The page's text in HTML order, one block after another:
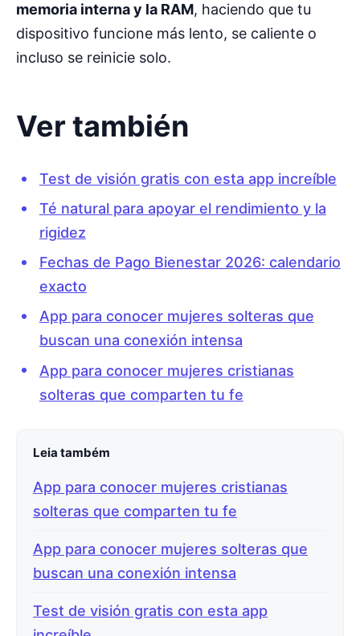
memoria interna y la RAM, haciendo que tu
dispositivo funcione más lento, se caliente o
incluso se reinicie solo.
Ver también
Test de visión gratis con esta app increíble
Té natural para apoyar el rendimiento y la
rigidez
Fechas de Pago Bienestar 2026: calendario
exacto
App para conocer mujeres solteras que
buscan una conexión intensa
App para conocer mujeres cristianas
solteras que comparten tu fe
Leia também
App para conocer mujeres cristianas
solteras que comparten tu fe
App para conocer mujeres solteras que
buscan una conexión intensa
Test de visión gratis con esta app